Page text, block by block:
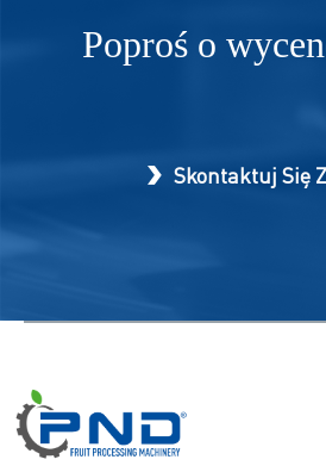
Poproś o
Skontaktuj Się